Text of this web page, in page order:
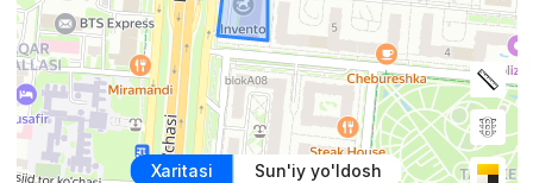
Xaritasi Sun'iy yo'ldosh